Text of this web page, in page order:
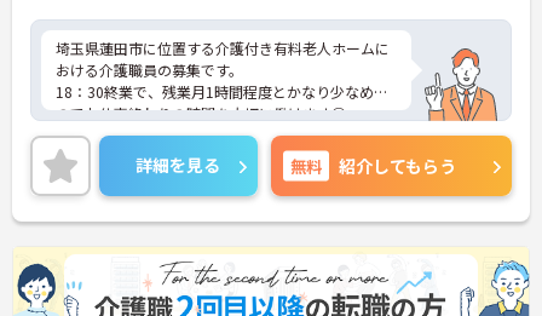
埼玉県蓮田市に位置する介護付き有料老人ホームに
おける介護職員の募集です。
18：30終業で、残業月1時間程度とかなり少なめな
のでお仕事終わりの時間を大切に働けます◎
育児休業・介護休業・看護休暇取得実績あり！長く
勤めやすい環境が整っています♪
ご興味のある方には面接ポイントをお伝えしますの
で、お気軽にお問い合わせください！
詳細を見る 無料 紹介してもらう